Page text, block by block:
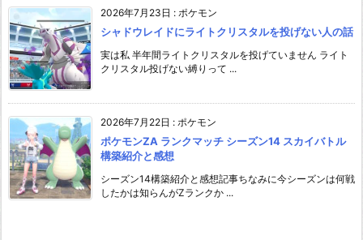
2026年7月23日 : ポケモン
シャドウレイドにライトクリスタルを投げない人の話
実は私 半年間ライトクリスタルを投げていません ライト
クリスタル投げない縛りって ...
2026年7月22日 : ポケモン
ポケモンZA ランクマッチ シーズン14 スカイバトル
構築紹介と感想
シーズン14構築紹介と感想記事ちなみに今シーズンは何戦
したかは知らんがZランクか ...